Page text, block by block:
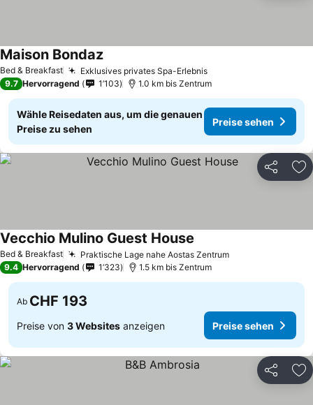
Bed & Breakfast Exklusives privates Spa-Erlebnis
Maison Bondaz
9.7 Hervorragend 1’103 1.0 km bis Zentrum
Wähle Reisedaten aus, um die genauen
Preise zu sehen
Preise sehen
Teilen
Bed & Breakfast Praktische Lage nahe Aostas Zentrum
Vecchio Mulino Guest House
9.4 Hervorragend 1’323 1.5 km bis Zentrum
Ab CHF 193
Preise von 3 Websites anzeigen Preise sehen
Teilen